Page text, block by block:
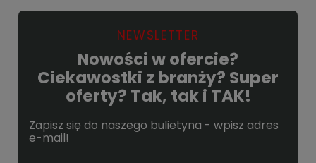
NEWSLETTER
Nowości w ofercie?
Ciekawostki z branży? Super
oferty? Tak, tak i TAK!
Zapisz się do naszego bulietyna - wpisz adres
e-mail!